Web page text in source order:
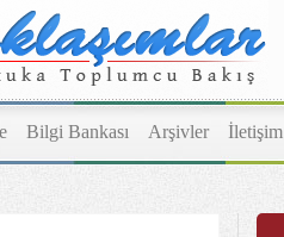
Bilgi Bankası Arşivler İletişim